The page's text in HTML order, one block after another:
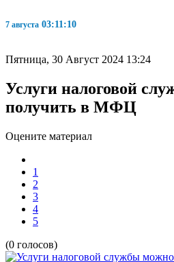
7 августа 03:11:10
Пятница, 30 Август 2024 13:24
Услуги налоговой
получить в МФЦ
Оцените материал
1
2
3
4
5
(0 голосов)